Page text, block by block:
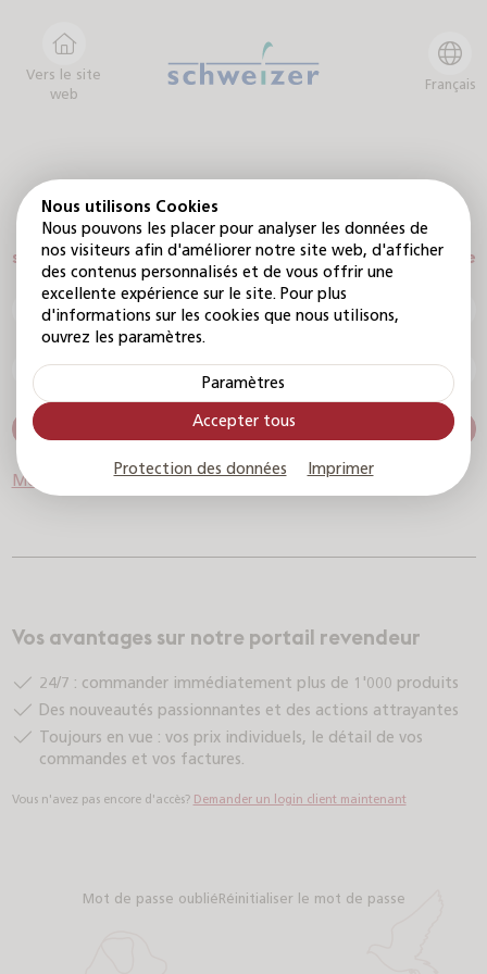
Vers le site
web
Français
Bienvenue
sur le portail revendeur pour animaux de compagnie
E-mail
Mot de passe
S'inscrire
Mot de passe oublié
Vos avantages sur notre portail revendeur
24/7 : commander immédiatement plus de 1'000 produits
Des nouveautés passionnantes et des actions attrayantes
Toujours en vue : vos prix individuels, le détail de vos
commandes et vos factures.
Vous n'avez pas encore d'accès? Demander un login client maintenant
Mot de passe oubliéRéinitialiser le mot de passe
Nous utilisons Cookies
Nous pouvons les placer pour analyser les données de
nos visiteurs afin d'améliorer notre site web, d'afficher
des contenus personnalisés et de vous offrir une
excellente expérience sur le site. Pour plus
d'informations sur les cookies que nous utilisons,
ouvrez les paramètres.
Paramètres
Accepter tous
Protection des données Imprimer